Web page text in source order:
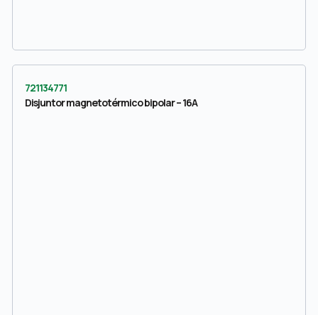
721134771
Disjuntor magnetotérmico bipolar – 16A